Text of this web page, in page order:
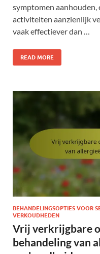
symptomen aanhouden,
activiteiten aanzienlijk
vaak effectiever dan …
READ MORE
BEHANDELINGSOPTIES VOOR
VERKOUDHEDEN
Vrij verkrijgbare
behandeling van